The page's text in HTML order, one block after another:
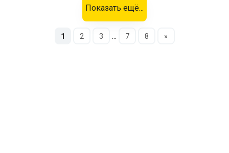
Показать ещё...
1 2 3 ... 7 8 »